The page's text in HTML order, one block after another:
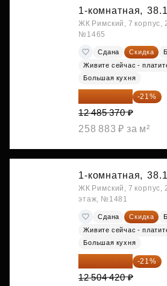
1-комнатная,
ЖК Римский, 7 корпус,
№1465
Сдана Скидка
Живите сейчас -
Большая кухня
-21%
12 485 370 ₽
258 883 ₽ за м²
1-комнатная,
ЖК Римский, 7 корпус,
этаж, №1481
Сдана Скидка
Живите сейчас -
Большая кухня
-21%
12 504 420 ₽